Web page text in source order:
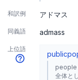
和訳例 アドマス
同義語 admass
上位語
public
people
全体と